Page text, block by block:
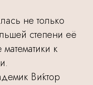
не только
степени её
к
Ви́ктор